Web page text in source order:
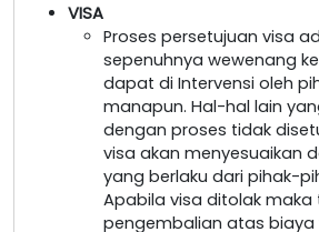
VISA
Proses persetujuan visa
sepenuhnya wewenang
dapat di Intervensi oleh
manapun. Hal-hal lain
dengan proses tidak
visa akan menyesuaikan
yang berlaku dari pihak-
Apabila visa ditolak maka
pengembalian atas biaya